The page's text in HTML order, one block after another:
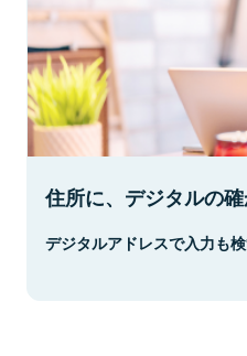
住所に、デジタルの確
デジタルアドレスで入力も検